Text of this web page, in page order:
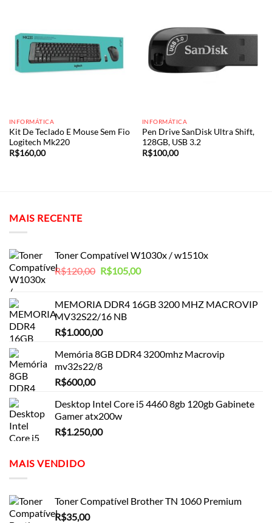
INFORMÁTICA
Kit De Teclado E Mouse Sem Fio
Logitech Mk220
R$160,00
INFORMÁTICA
Pen Drive SanDisk Ultra Shift,
128GB, USB 3.2
R$100,00
MAIS RECENTE
Toner Compatível W1030x / w1510x
R$120,00 O
era:
R$120,00.
R$105,00O
é:
MEMORIA DDR4 16GB 3200 MHZ MACROVIP
MV32S22/16 NB
R$1.000,00
Memória 8GB DDR4 3200mhz Macrovip
mv32s22/8
R$600,00
Desktop Intel Core i5 4460 8gb 120gb Gabinete
Gamer atx200w
R$1.250,00
MAIS VENDIDO
Toner Compatível Brother TN 1060 Premium
R$35,00